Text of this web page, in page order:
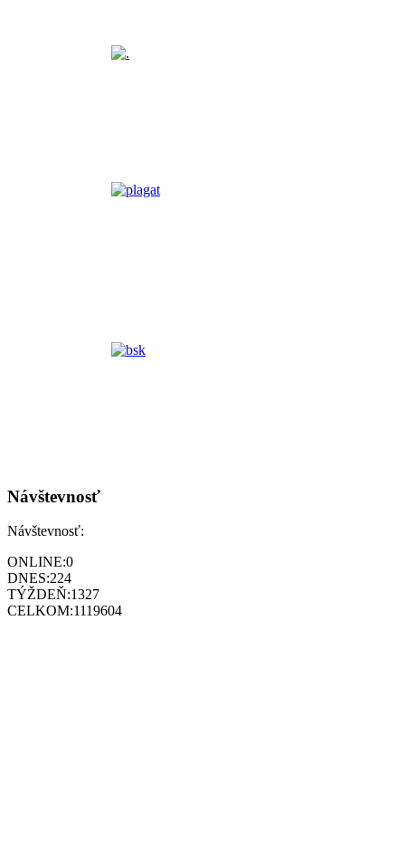
Návštevnosť
Návštevnosť:
ONLINE:0
DNES:224
TÝŽDEŇ:1327
CELKOM:1119604